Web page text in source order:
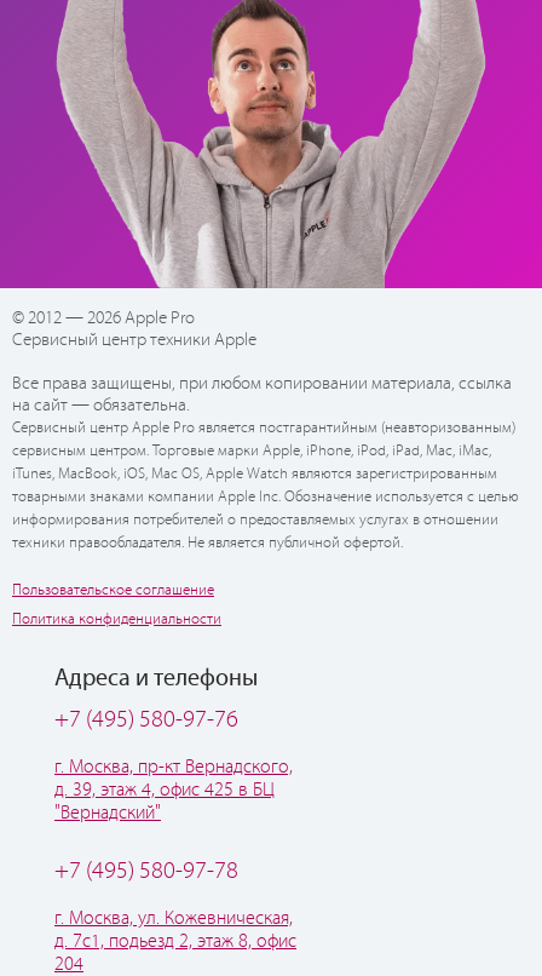
© 2012 — 2026 Apple Pro
Сервисный центр техники Apple
Все права защищены, при любом копировании материала, ссылка
на сайт — обязательна.
Сервисный центр Apple Pro является постгарантийным (неавторизованным)
сервисным центром. Торговые марки Apple, iPhone, iPod, iPad, Mac, iMac,
iTunes, MacBook, iOS, Mac OS, Apple Watch являются зарегистрированным
товарными знаками компании Apple Inc. Обозначение используется с целью
информирования потребителей о предоставляемых услугах в отношении
техники правообладателя. Не является публичной офертой.
Пользовательское соглашение
Политика конфиденциальности
Адреса и телефоны
+7 (495) 580-97-76
г. Москва, пр-кт Вернадского,
д. 39, этаж 4, офис 425 в БЦ
"Вернадский"
+7 (495) 580-97-78
г. Москва, ул. Кожевническая,
д. 7с1, подьезд 2, этаж 8, офис
204